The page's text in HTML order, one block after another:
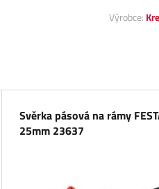
Výrobce:
Svěrka pásová na rámy
25mm 23637